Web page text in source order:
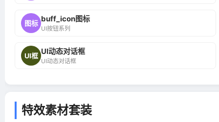
图标 buff_icon图标
UI按钮系列
UI框 UI动态对话框
UI动态对话框
特效素材套装